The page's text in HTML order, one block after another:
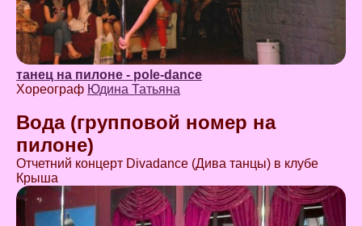
танец на пилоне - pole-dance
Хореограф Юдина Татьяна
Вода (групповой номер на
пилоне)
Отчетний концерт Divadance (Дива танцы) в клубе
Крыша